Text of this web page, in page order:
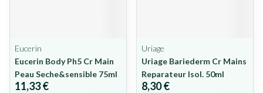
Eucerin
Eucerin Body Ph5 Cr Main
Peau Seche&sensible 75ml
11,33 €
Uriage
Uriage Bariederm Cr Mains
Reparateur Isol. 50ml
8,30 €